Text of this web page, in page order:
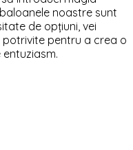
noastre sunt
de opțiuni, vei
pentru a crea o